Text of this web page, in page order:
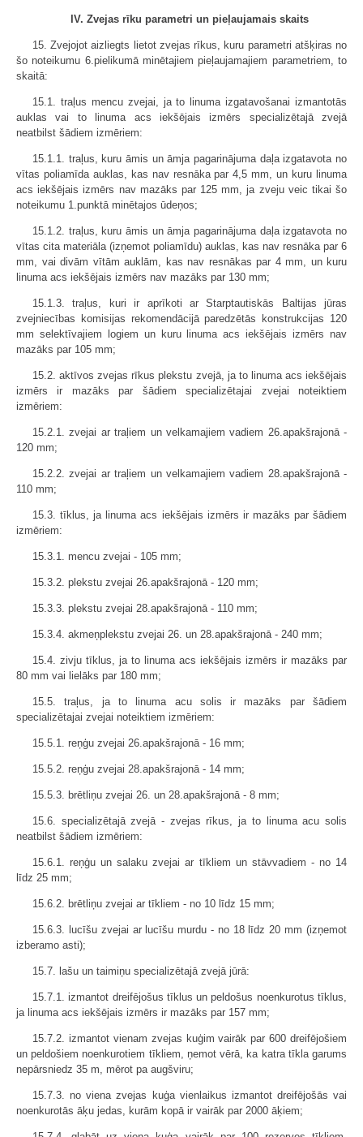
IV. Zvejas rīku parametri un pieļaujamais skaits
15. Zvejojot aizliegts lietot zvejas rīkus, kuru parametri atšķiras no
šo noteikumu 6.pielikumā minētajiem pieļaujamajiem parametriem, to
skaitā:
15.1. traļus mencu zvejai, ja to linuma izgatavošanai izmantotās
auklas vai to linuma acs iekšējais izmērs specializētajā zvejā
neatbilst šādiem izmēriem:
15.1.1. traļus, kuru āmis un āmja pagarinājuma daļa izgatavota no
vītas poliamīda auklas, kas nav resnāka par 4,5 mm, un kuru linuma
acs iekšējais izmērs nav mazāks par 125 mm, ja zveju veic tikai šo
noteikumu 1.punktā minētajos ūdeņos;
15.1.2. traļus, kuru āmis un āmja pagarinājuma daļa izgatavota no
vītas cita materiāla (izņemot poliamīdu) auklas, kas nav resnāka par 6
mm, vai divām vītām auklām, kas nav resnākas par 4 mm, un kuru
linuma acs iekšējais izmērs nav mazāks par 130 mm;
15.1.3. traļus, kuri ir aprīkoti ar Starptautiskās Baltijas jūras
zvejniecības komisijas rekomendācijā paredzētās konstrukcijas 120
mm selektīvajiem logiem un kuru linuma acs iekšējais izmērs nav
mazāks par 105 mm;
15.2. aktīvos zvejas rīkus plekstu zvejā, ja to linuma acs iekšējais
izmērs ir mazāks par šādiem specializētajai zvejai noteiktiem
izmēriem:
15.2.1. zvejai ar traļiem un velkamajiem vadiem 26.apakšrajonā -
120 mm;
15.2.2. zvejai ar traļiem un velkamajiem vadiem 28.apakšrajonā -
110 mm;
15.3. tīklus, ja linuma acs iekšējais izmērs ir mazāks par šādiem
izmēriem:
15.3.1. mencu zvejai - 105 mm;
15.3.2. plekstu zvejai 26.apakšrajonā - 120 mm;
15.3.3. plekstu zvejai 28.apakšrajonā - 110 mm;
15.3.4. akmeņplekstu zvejai 26. un 28.apakšrajonā - 240 mm;
15.4. zivju tīklus, ja to linuma acs iekšējais izmērs ir mazāks par
80 mm vai lielāks par 180 mm;
15.5. traļus, ja to linuma acu solis ir mazāks par šādiem
specializētajai zvejai noteiktiem izmēriem:
15.5.1. reņģu zvejai 26.apakšrajonā - 16 mm;
15.5.2. reņģu zvejai 28.apakšrajonā - 14 mm;
15.5.3. brētliņu zvejai 26. un 28.apakšrajonā - 8 mm;
15.6. specializētajā zvejā - zvejas rīkus, ja to linuma acu solis
neatbilst šādiem izmēriem:
15.6.1. reņģu un salaku zvejai ar tīkliem un stāvvadiem - no 14
līdz 25 mm;
15.6.2. brētliņu zvejai ar tīkliem - no 10 līdz 15 mm;
15.6.3. lucīšu zvejai ar lucīšu murdu - no 18 līdz 20 mm (izņemot
izberamo asti);
15.7. lašu un taimiņu specializētajā zvejā jūrā:
15.7.1. izmantot dreifējošus tīklus un peldošus noenkurotus tīklus,
ja linuma acs iekšējais izmērs ir mazāks par 157 mm;
15.7.2. izmantot vienam zvejas kuģim vairāk par 600 dreifējošiem
un peldošiem noenkurotiem tīkliem, ņemot vērā, ka katra tīkla garums
nepārsniedz 35 m, mērot pa augšviru;
15.7.3. no viena zvejas kuģa vienlaikus izmantot dreifējošās vai
noenkurotās āķu jedas, kurām kopā ir vairāk par 2000 āķiem;